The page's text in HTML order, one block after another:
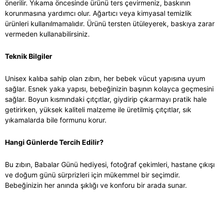
önerilir. Yıkama öncesinde ürünü ters çevirmeniz, baskının
korunmasına yardımcı olur. Ağartıcı veya kimyasal temizlik
ürünleri kullanılmamalıdır. Ürünü tersten ütüleyerek, baskıya zarar
vermeden kullanabilirsiniz.
Teknik Bilgiler
Unisex kalıba sahip olan zıbın, her bebek vücut yapısına uyum
sağlar. Esnek yaka yapısı, bebeğinizin başının kolayca geçmesini
sağlar. Boyun kısmındaki çıtçıtlar, giydirip çıkarmayı pratik hale
getirirken, yüksek kaliteli malzeme ile üretilmiş çıtçıtlar, sık
yıkamalarda bile formunu korur.
Hangi Günlerde Tercih Edilir?
Bu zıbın, Babalar Günü hediyesi, fotoğraf çekimleri, hastane çıkışı
ve doğum günü sürprizleri için mükemmel bir seçimdir.
Bebeğinizin her anında şıklığı ve konforu bir arada sunar.